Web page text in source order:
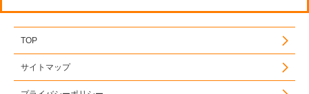
TOP
サイトマップ